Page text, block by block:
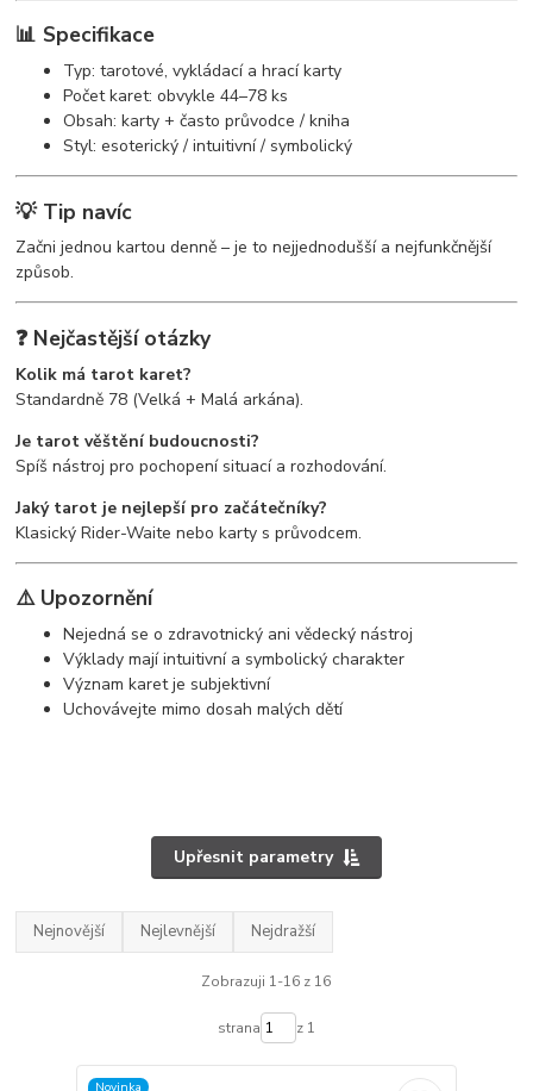
📊 Specifikace
Typ: tarotové, vykládací a hrací karty
Počet karet: obvykle 44–78 ks
Obsah: karty + často průvodce / kniha
Styl: esoterický / intuitivní / symbolický
💡 Tip navíc
Začni jednou kartou denně – je to nejjednodušší a nejfunkčnější
způsob.
❓ Nejčastější otázky
Kolik má tarot karet?
Standardně 78 (Velká + Malá arkána).
Je tarot věštění budoucnosti?
Spíš nástroj pro pochopení situací a rozhodování.
Jaký tarot je nejlepší pro začátečníky?
Klasický Rider-Waite nebo karty s průvodcem.
⚠️ Upozornění
Nejedná se o zdravotnický ani vědecký nástroj
Výklady mají intuitivní a symbolický charakter
Význam karet je subjektivní
Uchovávejte mimo dosah malých dětí
Upřesnit parametry
Nejnovější Nejlevnější Nejdražší
Zobrazuji 1-16 z 16
strana z 1
Novinka